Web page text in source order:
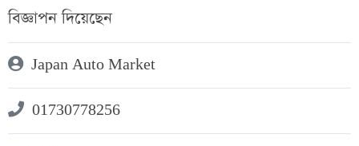
বিজ্ঞাপন দিয়েছেন
Japan Auto Market
01730778256